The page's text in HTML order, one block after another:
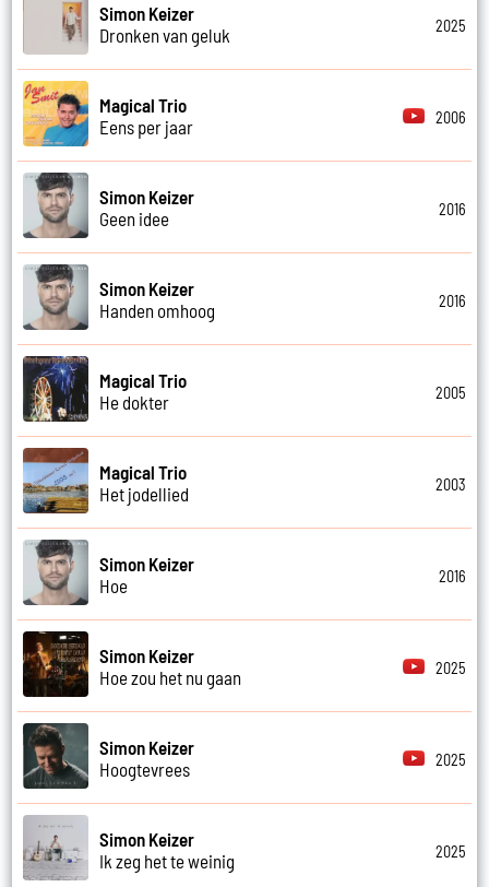
Simon Keizer
Dronken van geluk
2025
Magical Trio
Eens per jaar
2006
Simon Keizer
Geen idee
2016
Simon Keizer
Handen omhoog
2016
Magical Trio
He dokter
2005
Magical Trio
Het jodellied
2003
Simon Keizer
Hoe
2016
Simon Keizer
Hoe zou het nu gaan
2025
Simon Keizer
Hoogtevrees
2025
Simon Keizer
Ik zeg het te weinig
2025